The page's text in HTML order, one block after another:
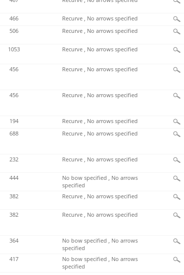
466
Recurve , No arrows specified
506 Recurve , No arrows specified
1053 Recurve , No arrows specified
456 Recurve , No arrows specified
456 Recurve , No arrows specified
194
Recurve , No arrows specified
688 Recurve , No arrows specified
232 Recurve , No arrows specified
444
No bow specified , No arrows
specified
382 Recurve , No arrows specified
382 Recurve , No arrows specified
364
No bow specified , No arrows
specified
417
No bow specified , No arrows
specified